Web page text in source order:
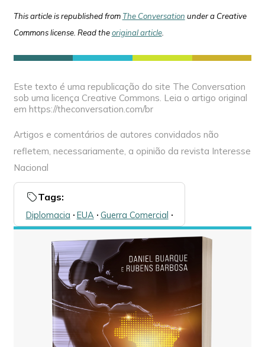
This article is republished from The Conversation under a Creative
Commons license. Read theoriginal article.
Este texto é uma republicação do site The Conversation
sob uma licença Creative Commons. Leia o artigo original
em https://theconversation.com/br
Artigos e comentários de autores convidados não
refletem, necessariamente, a opinião da revista Interesse
Nacional
Tags:
Diplomacia 🞌 EUA🞌 Guerra Comercial 🞌